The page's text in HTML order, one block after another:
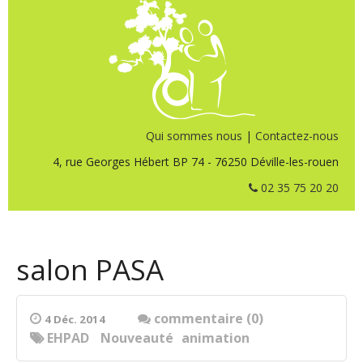
Qui sommes nous | Contactez-nous
4, rue Georges Hébert BP 74 - 76250 Déville-les-rouen
02 35 75 20 20
salon PASA
4 Déc. 2014
commentaire (0)
animation
EHPAD Nouveauté